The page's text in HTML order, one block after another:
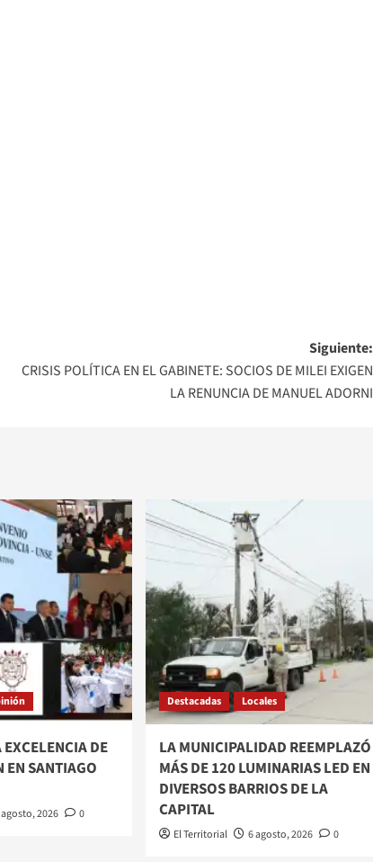
Siguiente:
CRISIS POLÍTICA EN EL GABINETE: SOCIOS DE MILEI EXIGEN
LA RENUNCIA DE MANUEL ADORNI
DE
EN SANTIAGO
2026 0
Destacadas Locales
LA MUNICIPALIDAD REEMPLAZÓ
MÁS DE 120 LUMINARIAS LED EN
DIVERSOS BARRIOS DE LA
CAPITAL
El Territorial 6 agosto, 2026 0